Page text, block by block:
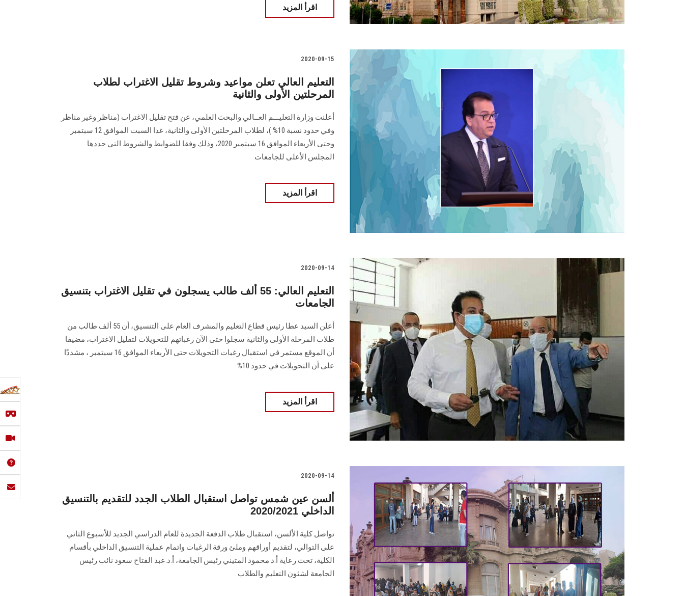
اقرأ المزيد
2020-09-15
التعليم العالي تعلن مواعيد وشروط تقليل الاغتراب لطلاب
المرحلتين الأولى والثانية
أعلنت وزارة التعليـــم العــالي والبحث العلمي، عن فتح تقليل الاغتراب (مناظر وغير مناظر
وفي حدود نسبة 10% )، لطلاب المرحلتين الأولى والثانية، غدا السبت الموافق 12 سبتمبر
وحتى الأربعاء الموافق 16 سبتمبر 2020، وذلك وفقا للضوابط والشروط التي حددها
المجلس الأعلى للجامعات
اقرأ المزيد
2020-09-14
التعليم العالي: 55 ألف طالب يسجلون في تقليل الاغتراب بتنسيق
الجامعات
أعلن السيد عطا رئيس قطاع التعليم والمشرف العام على التنسيق، أن 55 ألف طالب من
طلاب المرحلة الأولى والثانية سجلوا حتى الآن رغباتهم للتحويلات لتقليل الاغتراب، مضيفا
أن الموقع مستمر في استقبال رغبات التحويلات حتى الأربعاء الموافق 16 سبتمبر ، مشددًا
على أن التحويلات في حدود 10%
اقرأ المزيد
2020-09-14
ألسن عين شمس تواصل استقبال الطلاب الجدد للتقديم بالتنسيق
الداخلي 2020/2021
تواصل كلية الألسن، استقبال طلاب الدفعة الجديدة للعام الدراسي الجديد للأسبوع الثاني
على التوالي، لتقديم أوراقهم وملئ ورقة الرغبات واتمام عملية التنسيق الداخلي بأقسام
الكلية، تحت رعاية أ.د محمود المتيني رئيس الجامعة، أ.د.عبد الفتاح سعود نائب رئيس
الجامعة لشئون التعليم والطلاب